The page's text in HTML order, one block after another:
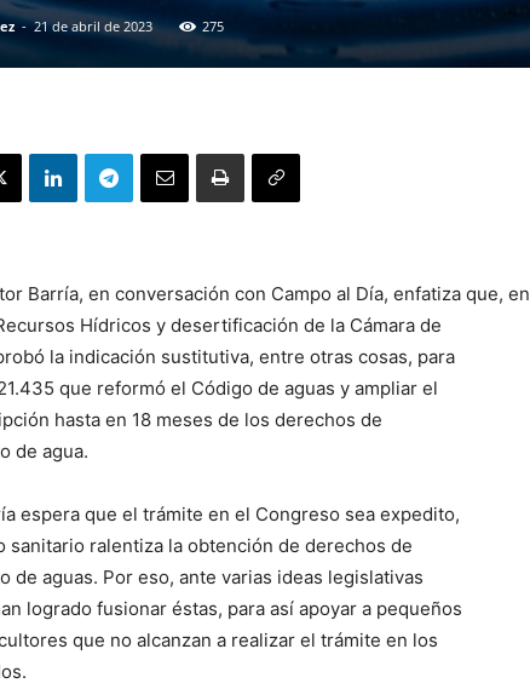
- 21 de abril de 2023 275
Barría, en conversación con Campo al Día, enfatiza que, en
Hídricos y desertificación de la Cámara de
la indicación sustitutiva, entre otras cosas, para
que reformó el Código de aguas y ampliar el
hasta en 18 meses de los derechos de
de agua.
espera que el trámite en el Congreso sea expedito,
sanitario ralentiza la obtención de derechos de
de aguas. Por eso, ante varias ideas legislativas
logrado fusionar éstas, para así apoyar a pequeños
que no alcanzan a realizar el trámite en los